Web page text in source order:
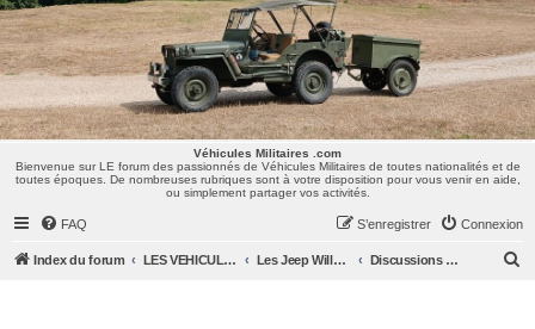
Véhicules Militaires .com
Bienvenue sur LE forum des passionnés de Véhicules Militaires de toutes nationalités et de
toutes époques. De nombreuses rubriques sont à votre disposition pour vous venir en aide,
ou simplement partager vos activités.
FAQ Connexion
S’enregistrer
Index du forum LES VEHICULES MILITAIRES Les Jeep Willys MB, Ford GPW, Hotchkiss M201, CJ/M38/MUTT, ... Discussions Générales